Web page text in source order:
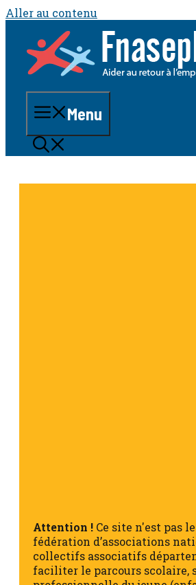
Aller au contenu
Menu
Attention ! Ce site n'est pas
fédération d’associations
collectifs associatifs
faciliter le parcours scolaire,